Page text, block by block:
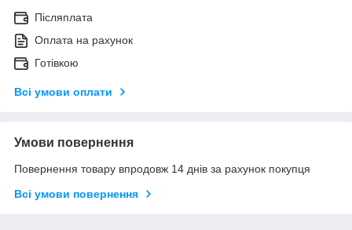
Післяплата
Оплата на рахунок
Готівкою
Всі умови оплати
Умови повернення
Повернення товару впродовж 14 днів за рахунок покупця
Всі умови повернення